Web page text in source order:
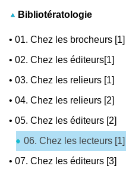
Bibliotératologie
•01. Chez les brocheurs [1]
•02. Chez les éditeurs[1]
•03. Chez les relieurs [1]
•04. Chez les relieurs [2]
•05. Chez les éditeurs [2]
06. Chez les lecteurs [1]
•07. Chez les éditeurs [3]